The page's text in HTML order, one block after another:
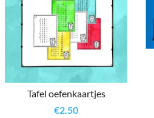
Tafel oefenkaartjes
€2.50